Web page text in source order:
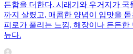
든함을 더한다. 시래기와 우거지가
까지 살렸고, 매콤한 양념이 입맛을
피로가 풀리는 느낌, 해장이나 든든한
뉴다.